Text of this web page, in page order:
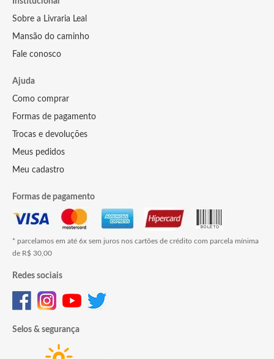
Sobre a Livraria Leal
Mansão do caminho
Fale conosco
Ajuda
Como comprar
Formas de pagamento
Trocas e devoluções
Meus pedidos
Meu cadastro
Formas de pagamento
* parcelamos em até 6x sem juros nos cartões de crédito com parcela mínima
de R$ 30,00
Redes sociais
Selos & segurança